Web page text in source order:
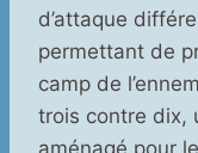
d’attaque
permettant de
camp de
trois contre dix,
aménagé pour